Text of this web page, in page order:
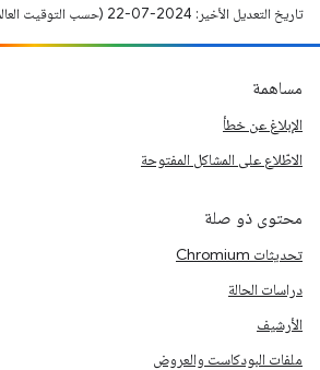
تاريخ التعديل الأخير: 2024-07-22 (حسب التوقيت العالمي المتفَّق عليه)
مساهمة
الإبلاغ عن خطأ
الاطّلاع على المشاكل المفتوحة
محتوى ذو صلة
تحديثات Chromium
دراسات الحالة
الأرشيف
ملفات البودكاست والعروض